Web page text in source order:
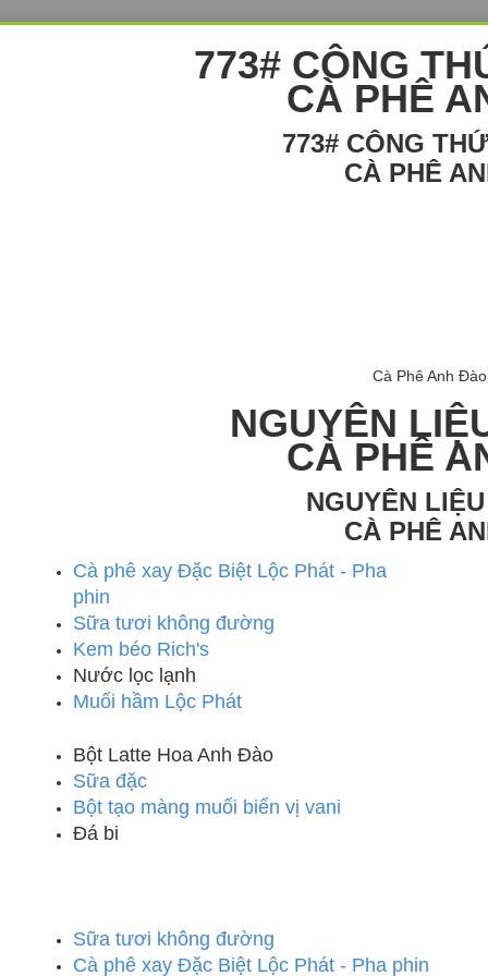
773# CÔNG
CÀ PHÊ
773# CÔNG
CÀ PHÊ
Cà Phê Anh Đào
NGUYÊN
CÀ PHÊ
NGUYÊN
CÀ PHÊ
Cà phê xay Đặc Biệt Lộc Phát - Pha
phin
Sữa tươi không đường
Kem béo Rich's
Nước lọc lạnh
Muối hầm Lộc Phát
Bột Latte Hoa Anh Đào
Sữa đặc
Bột tạo màng muối biển vị vani
Đá bi
Sữa tươi không đường
Cà phê xay Đặc Biệt Lộc Phát - Pha phin